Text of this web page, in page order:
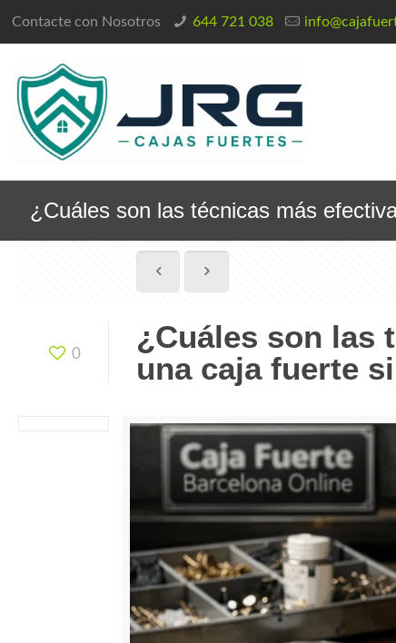
Contacte con Nosotros 644 721 038
¿Cuáles son las técnicas más
0
¿Cuáles son las
una caja fuerte